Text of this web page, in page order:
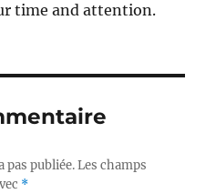
time and attention.
pas publiée. Les champs
*